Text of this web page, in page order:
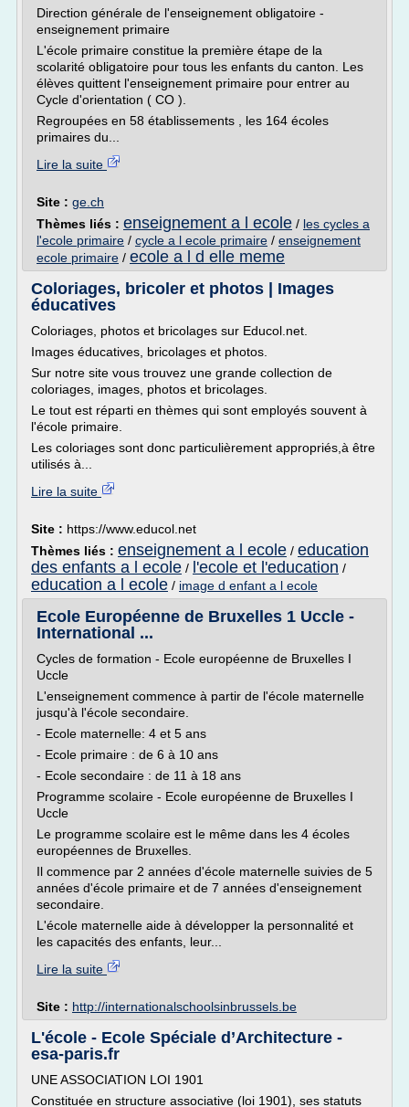
Direction générale de l'enseignement obligatoire -
enseignement primaire
L'école primaire constitue la première étape de la
scolarité obligatoire pour tous les enfants du canton. Les
élèves quittent l'enseignement primaire pour entrer au
Cycle d'orientation ( CO ).
Regroupées en 58 établissements , les 164 écoles
primaires du...
Lire la suite
Site : ge.ch
Thèmes liés : enseignement a l ecole / les cycles a
l'ecole primaire / cycle a l ecole primaire / enseignement
ecole primaire / ecole a l d elle meme
Coloriages, bricoler et photos | Images
éducatives
Coloriages, photos et bricolages sur Educol.net.
Images éducatives, bricolages et photos.
Sur notre site vous trouvez une grande collection de
coloriages, images, photos et bricolages.
Le tout est réparti en thèmes qui sont employés souvent à
l'école primaire.
Les coloriages sont donc particulièrement appropriés,à être
utilisés à...
Lire la suite
Site : https://www.educol.net
Thèmes liés : enseignement a l ecole / education
des enfants a l ecole / l'ecole et l'education /
education a l ecole / image d enfant a l ecole
Ecole Européenne de Bruxelles 1 Uccle -
International ...
Cycles de formation - Ecole européenne de Bruxelles I
Uccle
L'enseignement commence à partir de l'école maternelle
jusqu'à l'école secondaire.
- Ecole maternelle: 4 et 5 ans
- Ecole primaire : de 6 à 10 ans
- Ecole secondaire : de 11 à 18 ans
Programme scolaire - Ecole européenne de Bruxelles I
Uccle
Le programme scolaire est le même dans les 4 écoles
européennes de Bruxelles.
Il commence par 2 années d'école maternelle suivies de 5
années d'école primaire et de 7 années d'enseignement
secondaire.
L'école maternelle aide à développer la personnalité et
les capacités des enfants, leur...
Lire la suite
Site : http://internationalschoolsinbrussels.be
L'école - Ecole Spéciale d’Architecture -
esa-paris.fr
UNE ASSOCIATION LOI 1901
Constituée en structure associative (loi 1901), ses statuts